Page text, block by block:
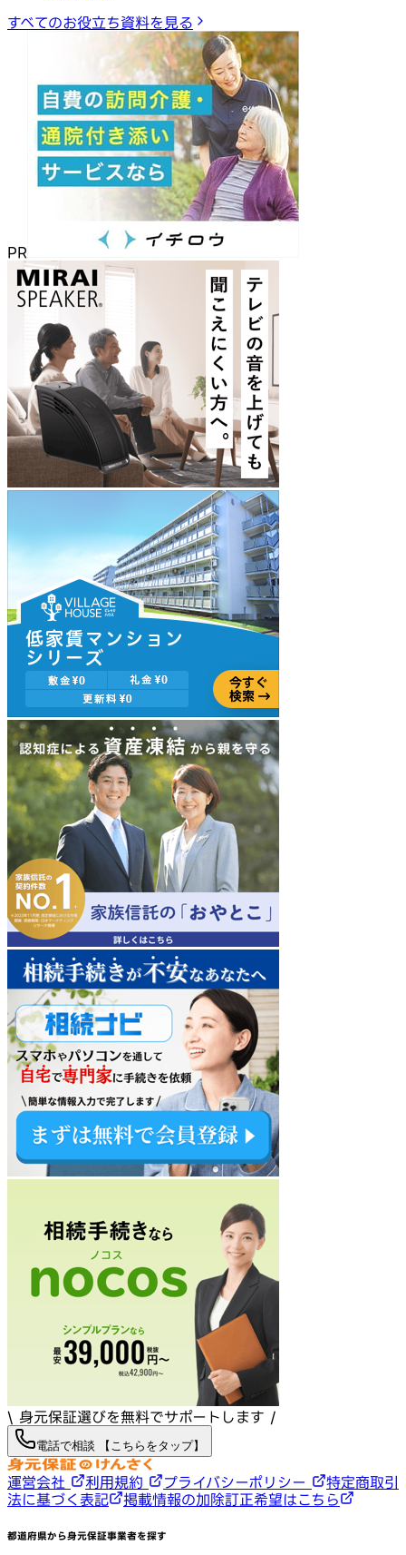
すべてのお役立ち資料を見る
PR
\ 身元保証選びを無料でサポートします /
電話で相談 【こちらをタップ】
運営会社 利用規約 プライバシーポリシー
特定商取引
法に基づく表記
掲載情報の加除訂正希望はこちら
都道府県から身元保証事業者を探す